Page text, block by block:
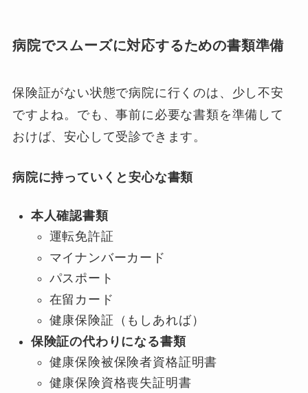
病院でスムーズに対応するための書類準備
保険証がない状態で病院に行くのは、少し不安
ですよね。でも、事前に必要な書類を準備して
おけば、安心して受診できます。
病院に持っていくと安心な書類
本人確認書類
運転免許証
マイナンバーカード
パスポート
在留カード
健康保険証（もしあれば）
保険証の代わりになる書類
健康保険被保険者資格証明書
健康保険資格喪失証明書